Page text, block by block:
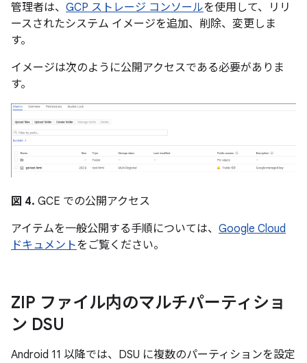
管理者は、 GCP ストレージ コンソールを使用して、リリ
ースされたシステム イメージを追加、削除、変更しま
す。
イメージは次のように公開アクセスである必要がありま
す。
図 4. GCE での公開アクセス
アイテムを一般公開する手順については、 Google Cloud
ドキュメントをご覧ください。
ZIP ファイル内のマルチパーティショ
ン DSU
Android 11 以降では、DSU に複数のパーティションを設定